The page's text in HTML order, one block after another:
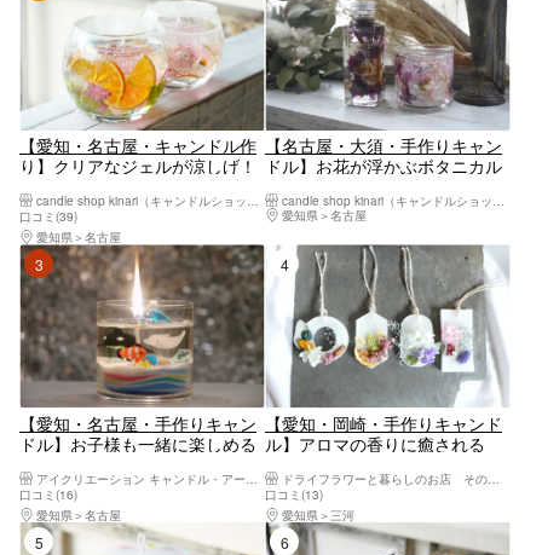
【愛知・名古屋・キャンドル作
り】クリアなジェルが涼しげ！
り
candle shop kinari（キャンドルショップキナリ）
口コミ(39)
愛知県
名古屋
【名古屋・大須・手作りキャン
ドル】お花が浮かぶボタニカル
ウム作り
candle shop kinari（キャンドルショップキナリ）
愛知県
名古屋
3位
【愛知・名古屋・手作りキャン
ドル】お子様も一緒に楽しめる
口コミ(16)
愛知県
名古屋
4位
【愛知・岡崎・手作りキャンド
ル】アロマの香りに癒される
口コミ(13)
愛知県
三河
5位 6位